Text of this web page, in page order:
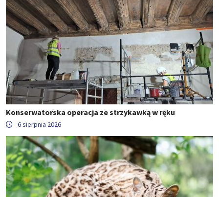
Konserwatorska operacja ze strzykawką w ręku
6 sierpnia 2026